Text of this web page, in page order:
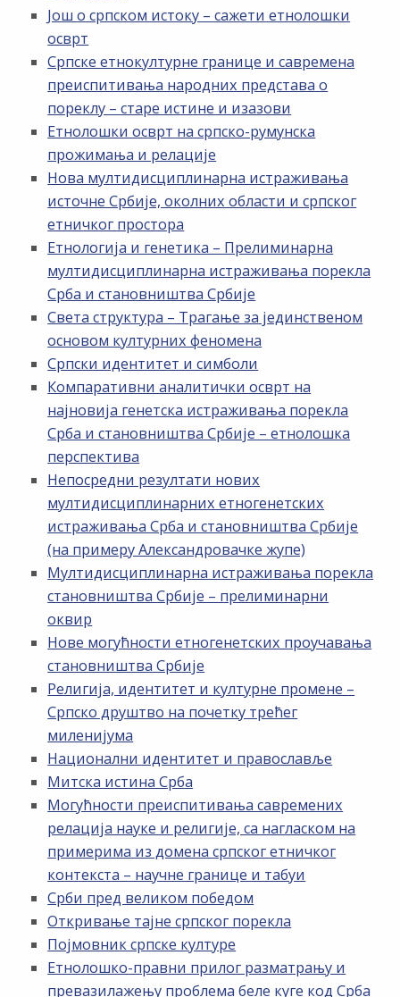
Још о српском истоку – сажети етнолошки
осврт
Српске етнокултурне границе и савремена
преиспитивања народних представа о
пореклу – старе истине и изазови
Етнолошки осврт на српско-румунска
прожимања и релације
Нова мултидисциплинарна истраживања
источне Србије, околних области и српског
етничког простора
Етнологија и генетика – Прелиминарна
мултидисциплинарна истраживања порекла
Срба и становништва Србије
Света структура – Трагање за јединственом
основом културних феномена
Српски идентитет и симболи
Компаративни аналитички осврт на
најновија генетска истраживања порекла
Срба и становништва Србије – етнолошка
перспектива
Непосредни резултати нових
мултидисциплинарних етногенетских
истраживања Срба и становништва Србије
(на примеру Александровачке жупе)
Мултидисциплинарна истраживања порекла
становништва Србије – прелиминарни
оквир
Нове могућности етногенетских проучавања
становништва Србије
Религија, идентитет и културне промене –
Српско друштво на почетку трећег
миленијума
Национални идентитет и православље
Митска истина Срба
Могућности преиспитивања савремених
релација науке и религије, са нагласком на
примерима из домена српског етничког
контекста – научне границе и табуи
Срби пред великом победом
Откривање тајне српског порекла
Појмовник српске културе
Етнолошко-правни прилог разматрању и
превазилажењу проблема беле куге код Срба